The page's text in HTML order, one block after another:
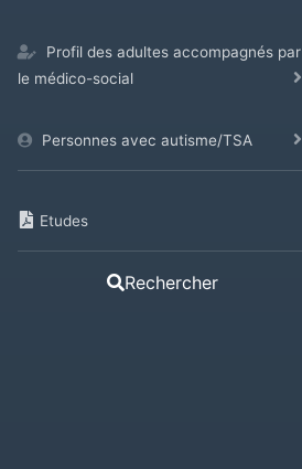
Profil des adultes accompagnés par
le médico-social
Personnes avec autisme/TSA
Etudes
Rechercher